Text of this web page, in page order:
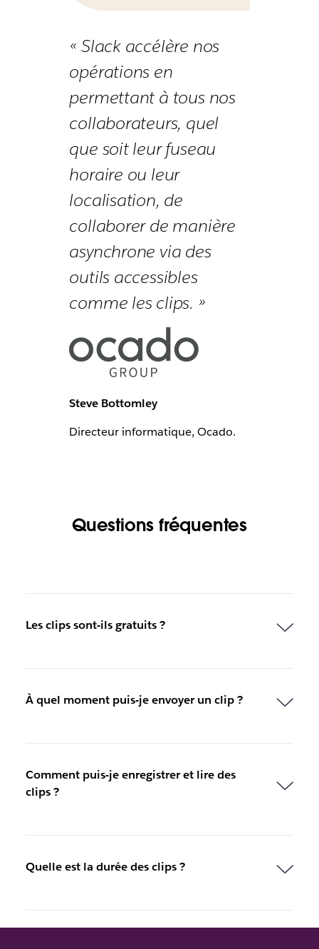
« Slack accélère nos
opérations en
permettant à tous nos
collaborateurs, quel
que soit leur fuseau
horaire ou leur
localisation, de
collaborer de manière
asynchrone via des
outils accessibles
comme les clips. »
Steve Bottomley
Directeur informatique, Ocado.
Questions fréquentes
Les clips sont-ils gratuits ?
À quel moment puis-je envoyer un clip ?
Comment puis-je enregistrer et lire des
clips ?
Quelle est la durée des clips ?